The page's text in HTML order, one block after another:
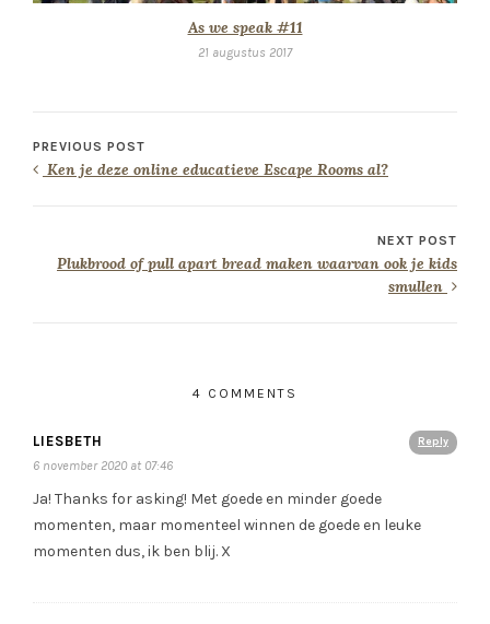
As we speak #11
21 augustus 2017
PREVIOUS POST
Ken je deze online educatieve Escape Rooms al?
NEXT POST
Plukbrood of pull apart bread maken waarvan ook je kids
smullen
4 COMMENTS
Reply
LIESBETH
6 november 2020 at 07:46
Ja! Thanks for asking! Met goede en minder goede
momenten, maar momenteel winnen de goede en leuke
momenten dus, ik ben blij. X